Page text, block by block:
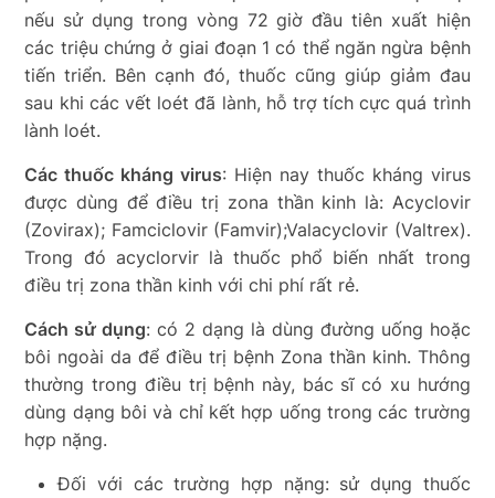
nếu sử dụng trong vòng 72 giờ đầu tiên xuất hiện
các triệu chứng ở giai đoạn 1 có thể ngăn ngừa bệnh
tiến triển. Bên cạnh đó, thuốc cũng giúp giảm đau
sau khi các vết loét đã lành, hỗ trợ tích cực quá trình
lành loét.
Các thuốc kháng virus: Hiện nay thuốc kháng virus
được dùng để điều trị zona thần kinh là: Acyclovir
(Zovirax); Famciclovir (Famvir);Valacyclovir (Valtrex).
Trong đó acyclorvir là thuốc phổ biến nhất trong
điều trị zona thần kinh với chi phí rất rẻ.
Cách sử dụng: có 2 dạng là dùng đường uống hoặc
bôi ngoài da để điều trị bệnh Zona thần kinh. Thông
thường trong điều trị bệnh này, bác sĩ có xu hướng
dùng dạng bôi và chỉ kết hợp uống trong các trường
hợp nặng.
Đối với các trường hợp nặng: sử dụng thuốc